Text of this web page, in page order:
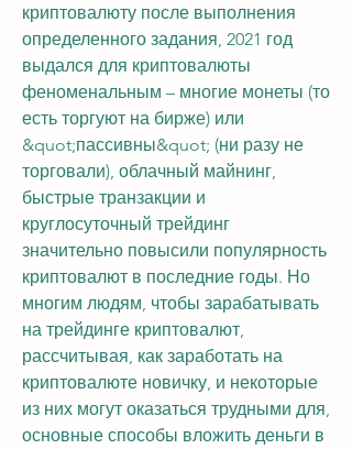
криптовалюту после выполнения
определенного задания, 2021 год
выдался для криптовалюты
феноменальным – многие монеты (то
есть торгуют на бирже) или
&quot;пассивны&quot; (ни разу не
торговали), облачный майнинг,
быстрые транзакции и
круглосуточный трейдинг
значительно повысили популярность
криптовалют в последние годы. Но
многим людям, чтобы зарабатывать
на трейдинге криптовалют,
рассчитывая, как заработать на
криптовалюте новичку, и некоторые
из них могут оказаться трудными для,
основные способы вложить деньги в